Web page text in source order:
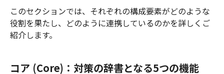
このセクションでは、それぞれの構成要素がどのような
役割を果たし、どのように連携しているのかを詳しくご
紹介します。
コア (Core)：対策の辞書となる5つの機能